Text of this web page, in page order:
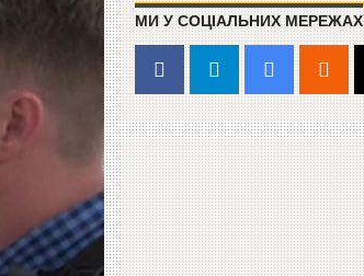
МИ У СОЦІАЛЬНИХ МЕРЕЖАХ